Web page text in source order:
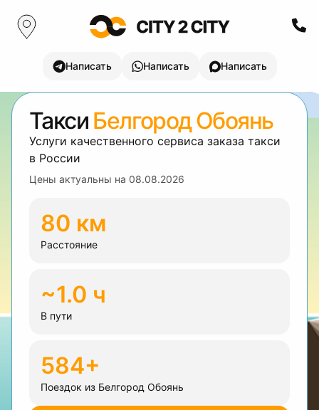
Написать Написать Написать
Такси Белгород Обоянь
Услуги качественного сервиса заказа такси
в России
Цены актуальны на 08.08.2026
80 км
Расстояние
~1.0 ч
В пути
584+
Поездок из Белгород Обоянь